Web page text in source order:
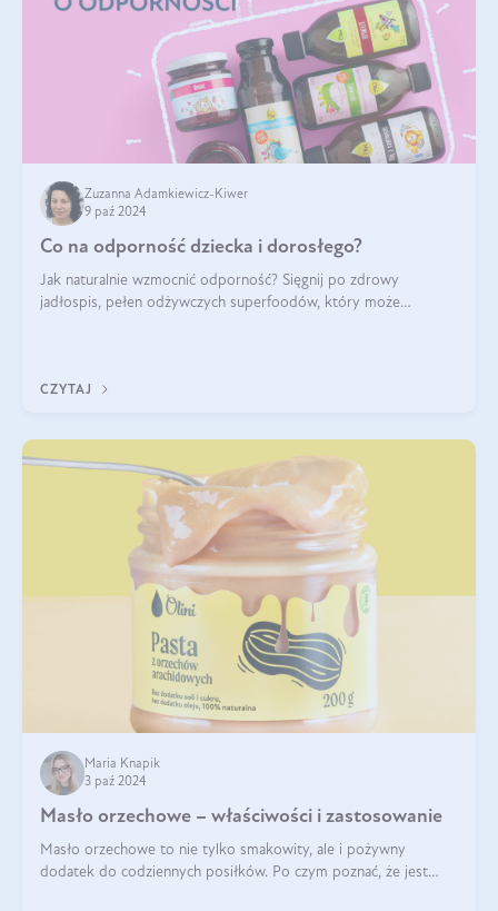
Zuzanna Adamkiewicz-Kiwer
9 paź 2024
Co na odporność dziecka i dorosłego?
Jak naturalnie wzmocnić odporność? Sięgnij po zdrowy
jadłospis, pełen odżywczych superfoodów, który może
CZYTAJ
Maria Knapik
3 paź 2024
Masło orzechowe – właściwości i zastosowanie
Masło orzechowe to nie tylko smakowity, ale i pożywny
dodatek do codziennych posiłków. Po czym poznać, że jest